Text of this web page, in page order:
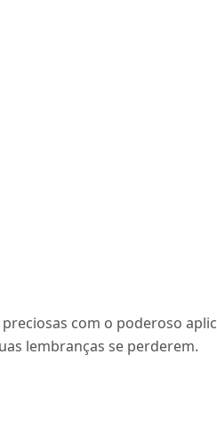
com o poderoso
lembranças se perderem.